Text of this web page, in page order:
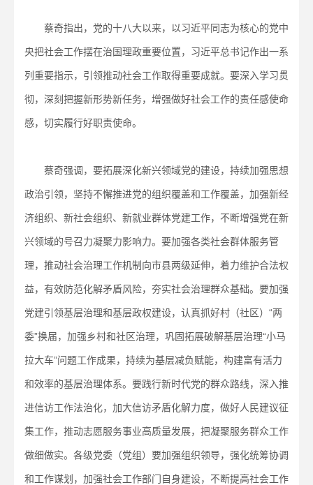
蔡奇指出，党的十八大以来，以习近平同志为核心的党中
央把社会工作摆在治国理政重要位置，习近平总书记作出一系
列重要指示，引领推动社会工作取得重要成就。要深入学习贯
彻，深刻把握新形势新任务，增强做好社会工作的责任感使命
感，切实履行好职责使命。
蔡奇强调，要拓展深化新兴领域党的建设，持续加强思想
政治引领，坚持不懈推进党的组织覆盖和工作覆盖，加强新经
济组织、新社会组织、新就业群体党建工作，不断增强党在新
兴领域的号召力凝聚力影响力。要加强各类社会群体服务管
理，推动社会治理工作机制向市县两级延伸，着力维护合法权
益，有效防范化解矛盾风险，夯实社会治理群众基础。要加强
党建引领基层治理和基层政权建设，认真抓好村（社区）“两
委”换届，加强乡村和社区治理，巩固拓展破解基层治理“小马
拉大车”问题工作成果，持续为基层减负赋能，构建富有活力
和效率的基层治理体系。要践行新时代党的群众路线，深入推
进信访工作法治化，加大信访矛盾化解力度，做好人民建议征
集工作，推动志愿服务事业高质量发展，把凝聚服务群众工作
做细做实。各级党委（党组）要加强组织领导，强化统筹协调
和工作谋划，加强社会工作部门自身建设，不断提高社会工作